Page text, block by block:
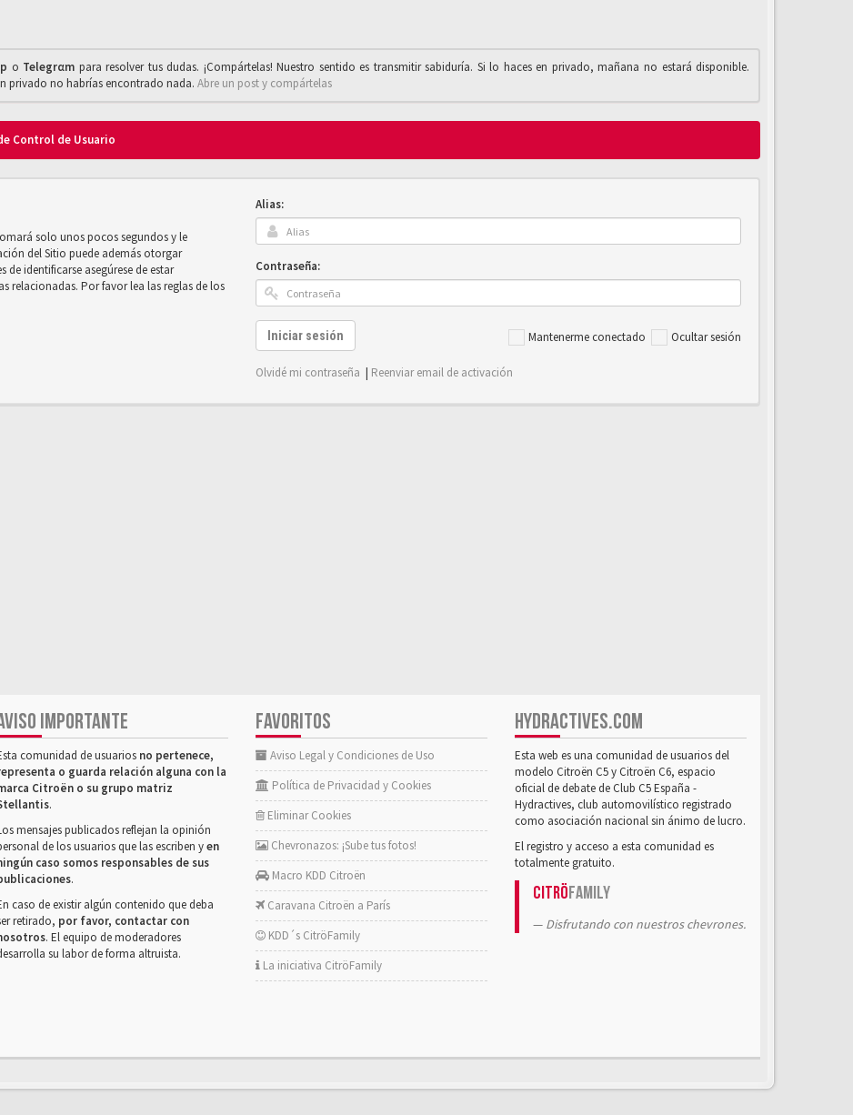
o Telegrαm para resolver tus dudas. ¡Compártelas! Nuestro sentido es transmitir sabiduría. Si lo haces en privado, mañana no estará disponible.
privado no habrías encontrado nada. Abre un post y compártelas
Control de Usuario
solo unos pocos segundos y le
del Sitio puede además otorgar
identificarse asegúrese de estar
relacionadas. Por favor lea las reglas de los
Alias:
Contraseña:
Mantenerme conectado Ocultar sesión
Iniciar sesión
Olvidé mi contraseña | Reenviar email de activación
IMPORTANTE
comunidad de usuarios no pertenece,
o guarda relación alguna con la
Citroën o su grupo matriz
.
mensajes publicados reflejan la opinión
de los usuarios que las escriben yen
caso somos responsables de sus
.
caso de existir algún contenido que deba
retirado, por favor, contactar con
. El equipo de moderadores
su labor de forma altruista.
FAVORITOS
Aviso Legal y Condiciones de Uso
Política de Privacidad y Cookies
Eliminar Cookies
Chevronazos: ¡Sube tus fotos!
Macro KDD Citroën
Caravana Citroën a París
KDD´s CitröFamily
La iniciativa CitröFamily
HYDRACTIVES.COM
Esta web es una comunidad de usuarios del
modelo Citroën C5 y Citroën C6, espacio
oficial de debate de Club C5 España -
Hydractives, club automovilístico registrado
como asociación nacional sin ánimo de lucro.
El registro y acceso a esta comunidad es
totalmente gratuito.
CitröFamily
Disfrutando con nuestros chevrones.